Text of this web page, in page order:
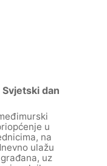
dan
u
na
ulažu
uz